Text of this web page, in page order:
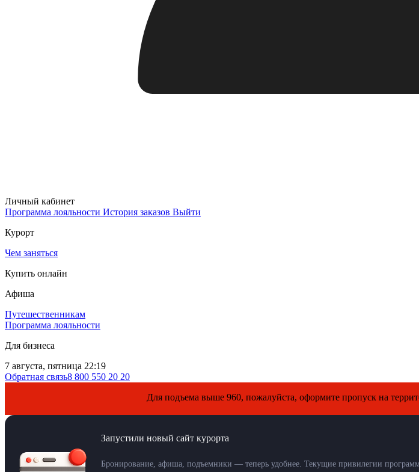
Личный кабинет
Программа лояльности История заказов Выйти
Курорт
Чем заняться
Купить онлайн
Афиша
Путешественникам
Программа лояльности
Для бизнеса
7 августа, пятница 22:19
Обратная связь8 800 550 20 20
Для подъема выше 960, пожалуйста, оформите пропуск на территорию
Запустили новый сайт курорта
Бронирование, афиша, подъемники — теперь удобнее. Текущие привилегии